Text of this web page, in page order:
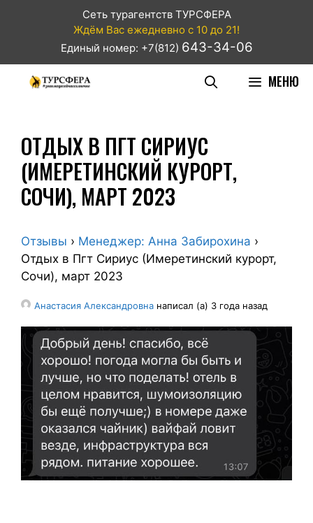
Сеть турагентств ТУРСФЕРА
Ждём Вас ежедневно с 10 до 21!
Единый номер: +7(812) 643-34-06
МЕНЮ
ОТДЫХ В ПГТ СИРИУС
(ИМЕРЕТИНСКИЙ КУРОРТ,
СОЧИ), МАРТ 2023
Отзывы › Менеджер: Анна Забирохина ›
Отдых в Пгт Сириус (Имеретинский курорт,
Сочи), март 2023
Анастасия Александровна написал (а) 3 года назад